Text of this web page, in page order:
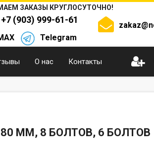
ЗАКАЗЫ КРУГЛОСУТОЧНО!
(903) 999-61-61
Telegram
О нас Контакты
ММ, 8 БОЛТОВ, 6 БОЛТОВ